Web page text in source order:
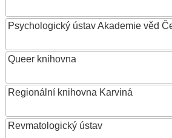
Psychologický ústav Akademie věd
Queer knihovna
Regionální knihovna Karviná
Revmatologický ústav